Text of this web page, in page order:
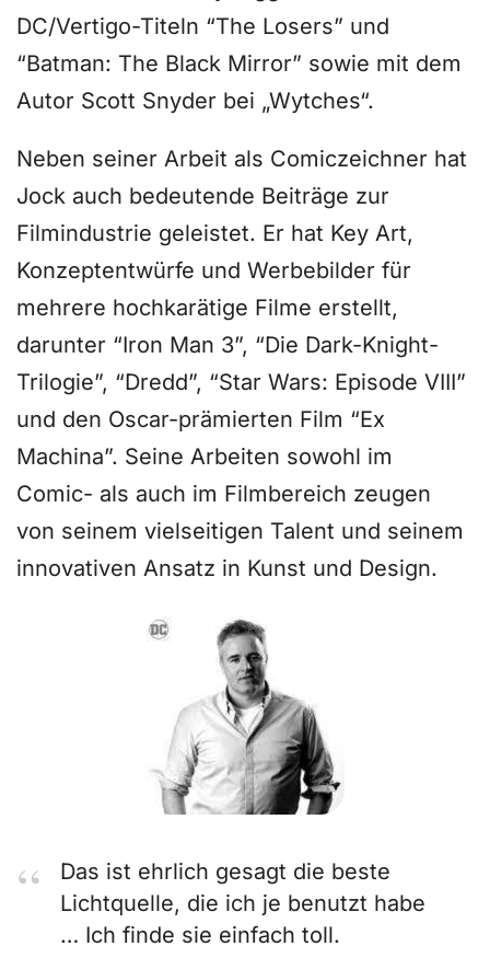
DC/Vertigo-Titeln “The Losers” und
“Batman: The Black Mirror” sowie mit dem
Autor Scott Snyder bei „Wytches“.
Neben seiner Arbeit als Comiczeichner hat
Jock auch bedeutende Beiträge zur
Filmindustrie geleistet. Er hat Key Art,
Konzeptentwürfe und Werbebilder für
mehrere hochkarätige Filme erstellt,
darunter “Iron Man 3”, “Die Dark-Knight-
Trilogie”, “Dredd”, “Star Wars: Episode VIII”
und den Oscar-prämierten Film “Ex
Machina”. Seine Arbeiten sowohl im
Comic- als auch im Filmbereich zeugen
von seinem vielseitigen Talent und seinem
innovativen Ansatz in Kunst und Design.
Das ist ehrlich gesagt die beste
Lichtquelle, die ich je benutzt habe
… Ich finde sie einfach toll.